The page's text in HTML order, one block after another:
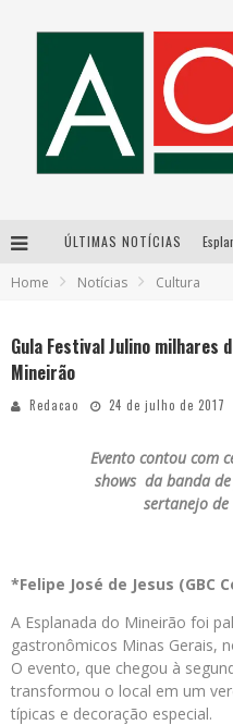
ÚLTIMAS NOTÍCIAS
Home Notícias Cultura
Gula Festival Julino milhares
Mineirão
Redacao 24 de julho de 2017
Evento contou com
shows da banda
sertanejo de
*Felipe José de Jesus (GBC
A Esplanada do Mineirão foi
gastronômicos Minas Gerais,
O evento, que chegou à
transformou o local em um
típicas e decoração especial.